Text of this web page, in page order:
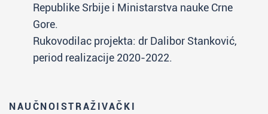
NAUČNOISTRAŽIVAČKI
Republike Srbije i Ministarstva nauke Crne
Gore.
Rukovodilac projekta: dr Dalibor Stanković,
period realizacije 2020-2022.